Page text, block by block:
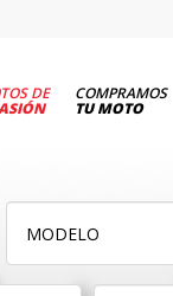
DE COMPRAMOS
TU MOTO